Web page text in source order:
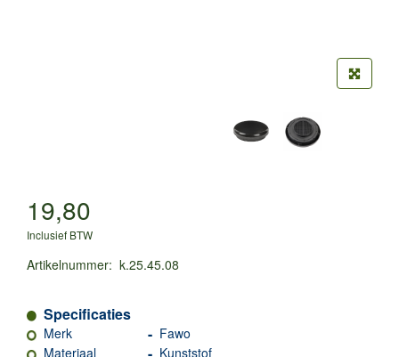
19,80
Inclusief BTW
Artikelnummer: k.25.45.08
Specificaties
Merk - Fawo
Materiaal
- Kunststof